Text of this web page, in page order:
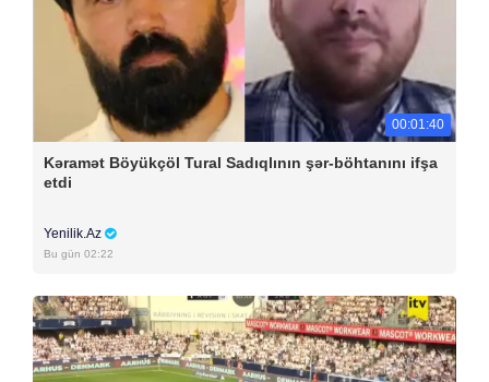
00:01:40
Kəramət Böyükçöl Tural Sadıqlının şər-böhtanını ifşa
etdi
Yenilik.Az
Bu gün 02:22